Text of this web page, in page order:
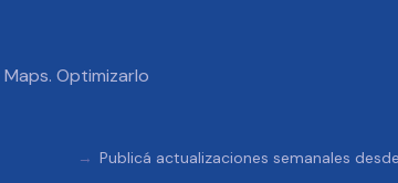
Optimizarlo
Publicá actualizaciones semanales